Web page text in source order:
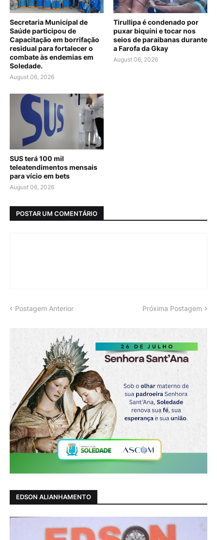
Secretaria Municipal de
Saúde participou de
Capacitação em borrifação
residual para fortalecer o
combate às endemias em
Soledade.
August 06, 2026
Tirullipa é condenado por
puxar biquíni e tocar nos
seios de paraibanas durante
a Farofa da Gkay
August 06, 2026
SUS terá 100 mil
teleatendimentos mensais
para vício em bets
August 06, 2026
POSTAR UM COMENTÁRIO
Postagem Anterior Próxima Postagem
EDSON ALIANHAMENTO